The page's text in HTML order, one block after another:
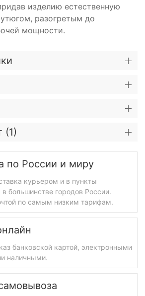
изделию естественную
разогретым до
мощности.
(1)
по России и миру
курьером и в пункты
большинстве городов России.
по самым низким тарифам.
банковской картой, электронными
наличными.